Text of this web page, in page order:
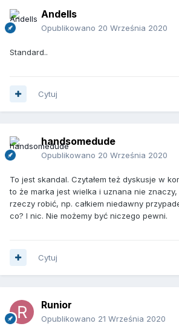
Andells
Opublikowano 20 Września 2020
Standard..
Cytuj
handsomedude
Opublikowano 20 Września 2020
To jest skandal. Czytałem też dyskusje w
to że marka jest wielka i uznana nie
rzeczy robić, np. całkiem niedawny
co? I nic. Nie możemy być niczego pewni.
Cytuj
Runior
Opublikowano 21 Września 2020